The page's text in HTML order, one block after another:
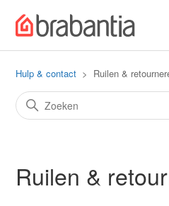
Hulp & contact Ruilen &
Ruilen &